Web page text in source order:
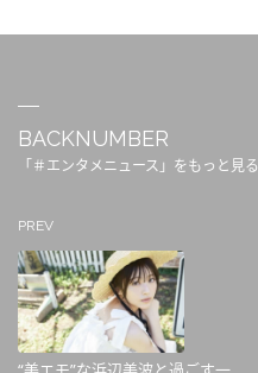
BACKNUMBER
「＃エンタメニュース」をもっと見る
PREV